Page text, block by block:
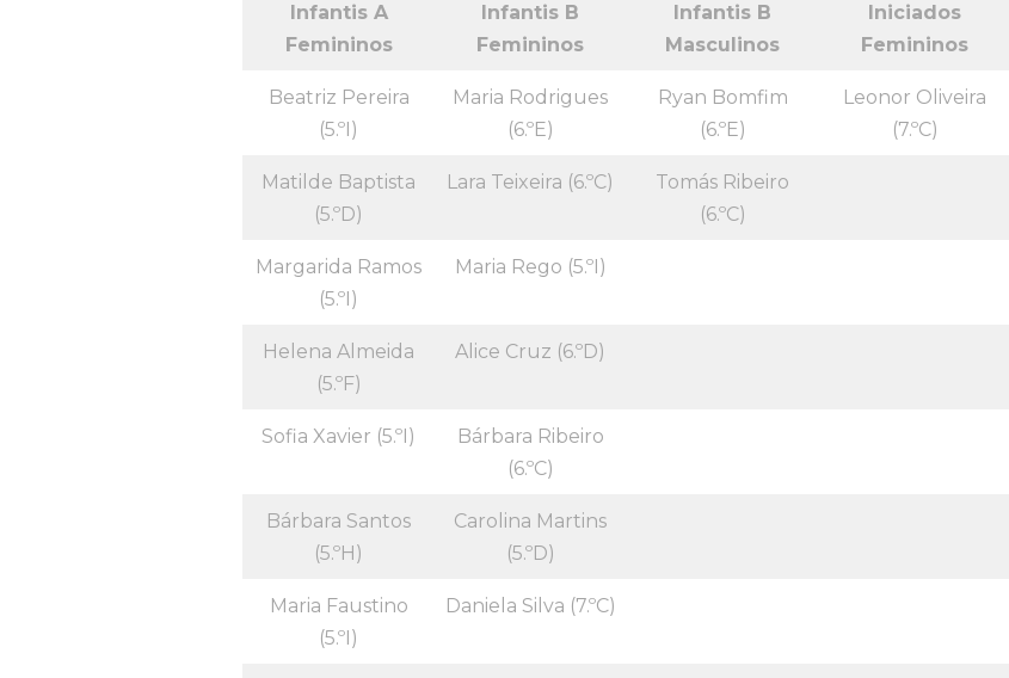
Infantis A
Femininos
Infantis B
Femininos
Infantis B
Masculinos
Iniciados
Femininos
Beatriz Pereira
(5.ºI)
Maria Rodrigues
(6.ºE)
Ryan Bomfim
(6.ºE)
Leonor Oliveira
(7.ºC)
Matilde Baptista
(5.ºD)
Lara Teixeira (6.ºC)
Tomás Ribeiro
(6.ºC)
Margarida Ramos
(5.ºI)
Maria Rego (5.ºI)
Helena Almeida
(5.ºF)
Alice Cruz (6.ºD)
Sofia Xavier (5.ºI)
Bárbara Ribeiro
(6.ºC)
Bárbara Santos
(5.ºH)
Carolina Martins
(5.ºD)
Maria Faustino
(5.ºI)
Daniela Silva (7.ºC)